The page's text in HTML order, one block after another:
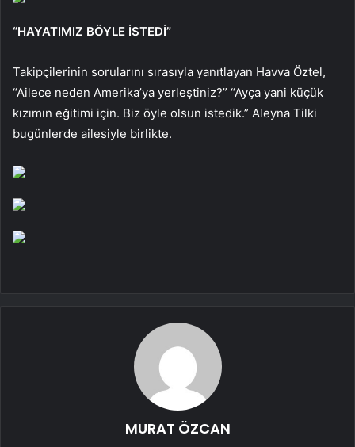
“HAYATIMIZ BÖYLE İSTEDİ”
Takipçilerinin sorularını sırasıyla yanıtlayan Havva Öztel,
“Ailece neden Amerika’ya yerleştiniz?” “Ayça yani küçük
kızımın eğitimi için. Biz öyle olsun istedik.” Aleyna Tilki
bugünlerde ailesiyle birlikte.
MURAT ÖZCAN